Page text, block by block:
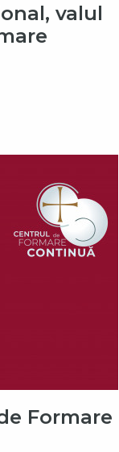
valul
Formare